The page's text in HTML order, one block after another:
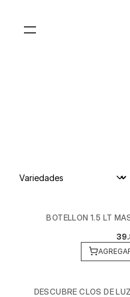
BOTELLON 1.5 LT
DESCUBRE CLOS DE